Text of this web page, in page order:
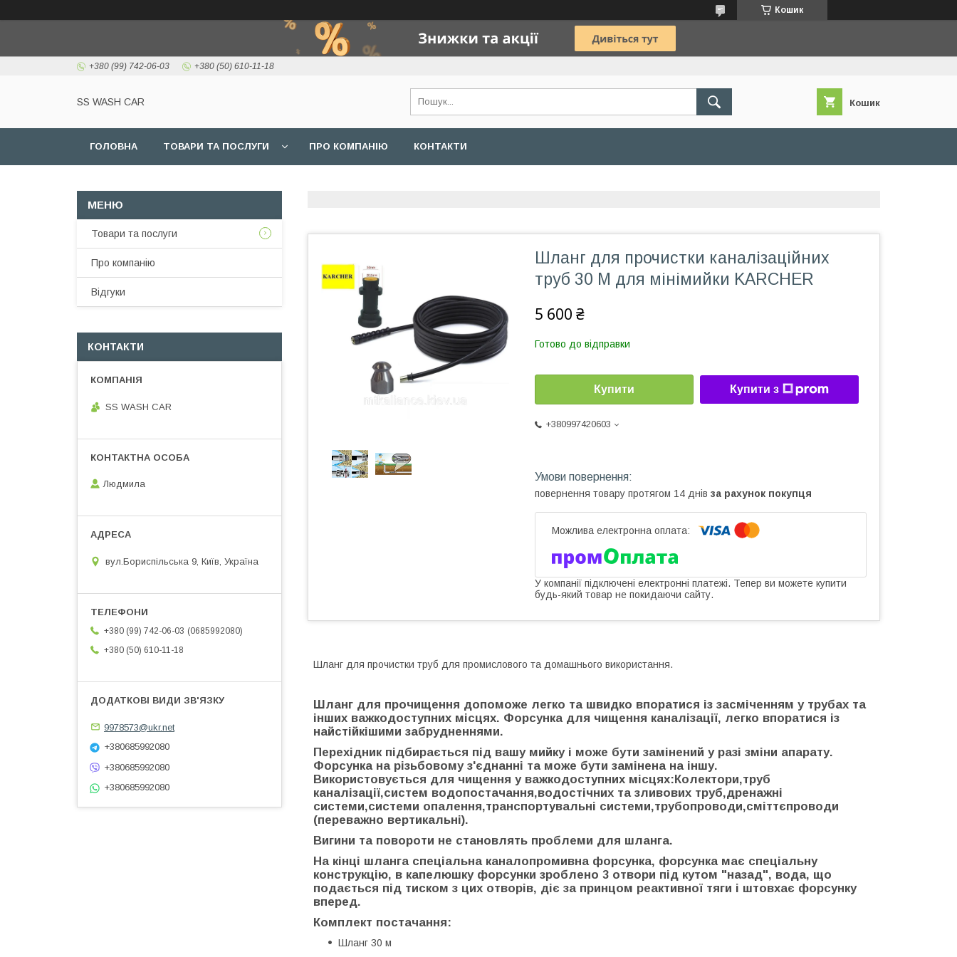
Кошик
+380 (99) 742-06-03 +380 (50) 610-11-18
SS WASH CAR Кошик
ГОЛОВНА ТОВАРИ ТА ПОСЛУГИ ПРО КОМПАНІЮ КОНТАКТИ
Шланг для прочистки каналізаційних
труб 30 М для мінімийки KARCHER
5 600 ₴
Готово до відправки
Купити Купити з
+380997420603
повернення товару протягом 14 днів за рахунок покупця
У компанії підключені електронні платежі. Тепер ви можете купити
будь-який товар не покидаючи сайту.
Шланг для прочистки труб для промислового та домашнього використання.
Шланг для прочищення допоможе легко та швидко впоратися із засміченням у трубах та
інших важкодоступних місцях. Форсунка для чищення каналізації, легко впоратися із
найстійкішими забрудненнями.
Перехідник підбирається під вашу мийку і може бути замінений у разі зміни апарату.
Форсунка на різьбовому з'єднанні та може бути замінена на іншу.
Використовується для чищення у важкодоступних місцях:Колектори,труб
каналізації,систем водопостачання,водостічних та зливових труб,дренажні
системи,системи опалення,транспортувальні системи,трубопроводи,сміттєпроводи
(переважно вертикальні).
Вигини та повороти не становлять проблеми для шланга.
На кінці шланга спеціальна каналопромивна форсунка, форсунка має спеціальну
конструкцію, в капелюшку форсунки зроблено 3 отвори під кутом "назад", вода, що
подається під тиском з цих отворів, діє за принцом реактивної тяги і штовхає форсунку
вперед.
Комплект постачання:
Шланг 30 м
Товари та послуги
Про компанію
Відгуки
КОНТАКТИ
SS WASH CAR
Людмила
вул.Бориспільська 9, Київ, Україна
+380 (99) 742-06-03
0685992080
+380 (50) 610-11-18
9978573@ukr.net
+380685992080
+380685992080
+380685992080